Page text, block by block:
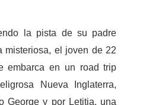
la pista de su padre
misteriosa, el joven de 22
embarca en un road trip
Nueva Inglaterra,
George y por Letitia, una